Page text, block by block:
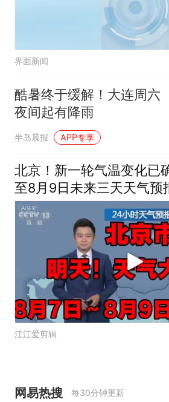
界面新闻
酷暑终于缓解！大连周六
夜间起有降雨
半岛晨报 APP专享
北京！新一轮气温变化已确定 ，8
至8月9日未来三天天气预
江江爱剪辑
网易热搜 每30分钟更新